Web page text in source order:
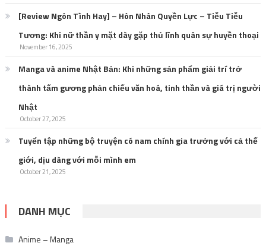
[Review Ngôn Tình Hay] – Hôn Nhân Quyền Lực – Tiễu Tiễu
Tương: Khi nữ thần y mặt dày gặp thủ lĩnh quân sự huyền thoại
November 16, 2025
Manga và anime Nhật Bản: Khi những sản phẩm giải trí trở
thành tấm gương phản chiếu văn hoá, tinh thần và giá trị người
Nhật
October 27, 2025
Tuyển tập những bộ truyện có nam chính gia trưởng với cả thế
giới, dịu dàng với mỗi mình em
October 21, 2025
DANH MỤC
Anime – Manga